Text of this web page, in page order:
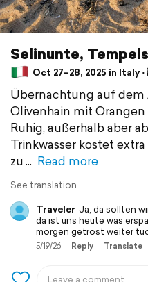
Selinunte,
Oct 27–28, 2025 in Italy
Übernachtung auf
Olivenhain mit
Ruhig, außerhalb aber
Trinkwasser kostet
zu
Read more
See translation
Traveler Ja, da sollten
da ist uns heute was
morgen getrost weiter
5/19/26 Reply Translate